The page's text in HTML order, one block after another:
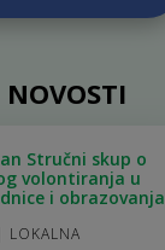
NOVOSTI
Stručni skup o
volontiranja u
i obrazovanja
LOKALNA